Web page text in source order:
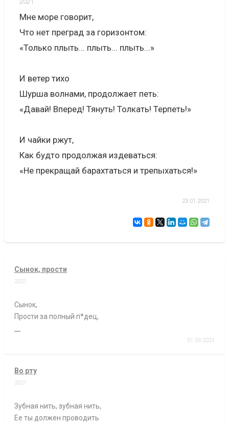
Мне море говорит,
Что нет преград за горизонтом:
«Только плыть... плыть... плыть...»
И ветер тихо
Шурша волнами, продолжает петь:
«Давай! Вперед! Тянуть! Толкать! Терпеть!»
И чайки ржут,
Как будто продолжая издеваться:
«Не прекращай барахтаться и трепыхаться!»
23.01.2021
Сынок, прости
2021
Сынок,
Прости за полный п*дец,
01.09.2021
Во рту
2021
Зубная нить, зубная нить,
Ее ты должен проводить